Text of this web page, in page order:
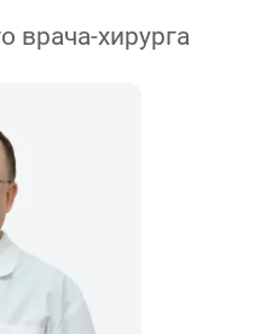
врача-хирурга